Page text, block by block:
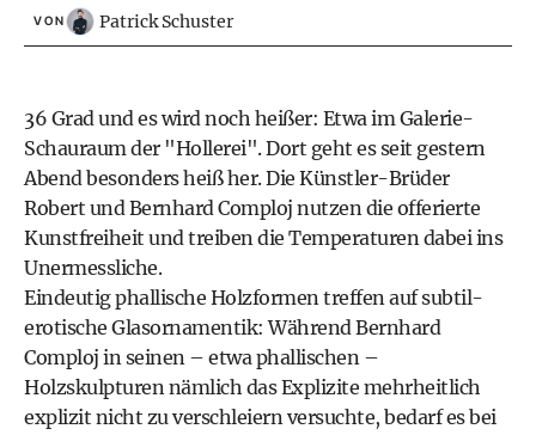
VON Patrick Schuster
36 Grad und es wird noch heißer: Etwa im Galerie-
Schauraum der "Hollerei". Dort geht es seit gestern
Abend besonders heiß her. Die Künstler-Brüder
Robert und Bernhard Comploj nutzen die offerierte
Kunstfreiheit und treiben die Temperaturen dabei ins
Unermessliche.
Eindeutig phallische Holzformen treffen auf subtil-
erotische Glasornamentik: Während Bernhard
Comploj in seinen – etwa phallischen –
Holzskulpturen nämlich das Explizite mehrheitlich
explizit nicht zu verschleiern versuchte, bedarf es bei